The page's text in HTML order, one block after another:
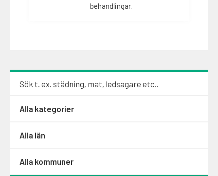
behandlingar.